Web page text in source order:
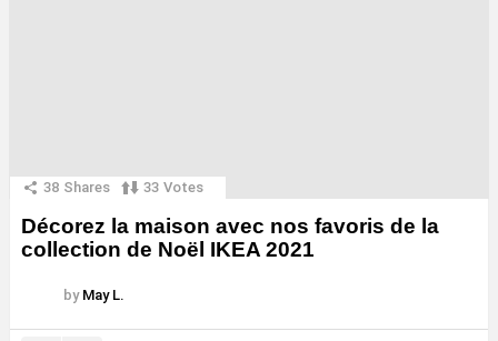
38 Shares 33 Votes
Décorez la maison avec nos favoris de la
collection de Noël IKEA 2021
by May L.